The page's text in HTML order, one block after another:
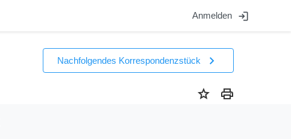
Anmelden login
Nachfolgendes Korrespondenzstück
chevron_right
star
print